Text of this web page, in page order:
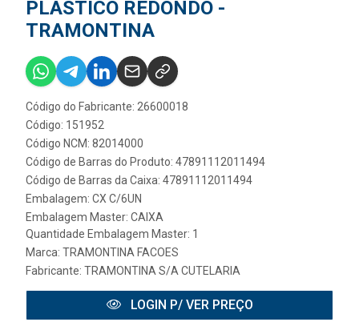
PLASTICO REDONDO -
TRAMONTINA
Código do Fabricante: 26600018
Código: 151952
Código NCM: 82014000
Código de Barras do Produto: 47891112011494
Código de Barras da Caixa: 47891112011494
Embalagem: CX C/6UN
Embalagem Master: CAIXA
Quantidade Embalagem Master: 1
Marca: TRAMONTINA FACOES
Fabricante: TRAMONTINA S/A CUTELARIA
LOGIN P/ VER PREÇO